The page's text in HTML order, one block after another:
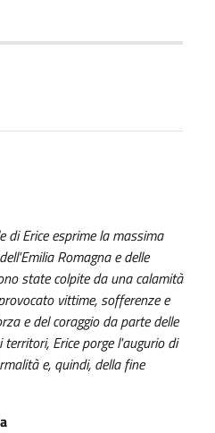
di Erice esprime la massima
Romagna e delle
state colpite da una calamità
vittime, sofferenze e
e del coraggio da parte delle
Erice porge l'augurio di
e, quindi, della fine